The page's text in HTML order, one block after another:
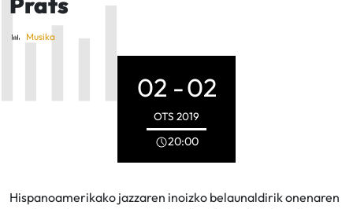
Musika
02 -02
OTS 2019
20:00
Hispanoamerikako jazzaren inoizko belaunaldirik onenaren